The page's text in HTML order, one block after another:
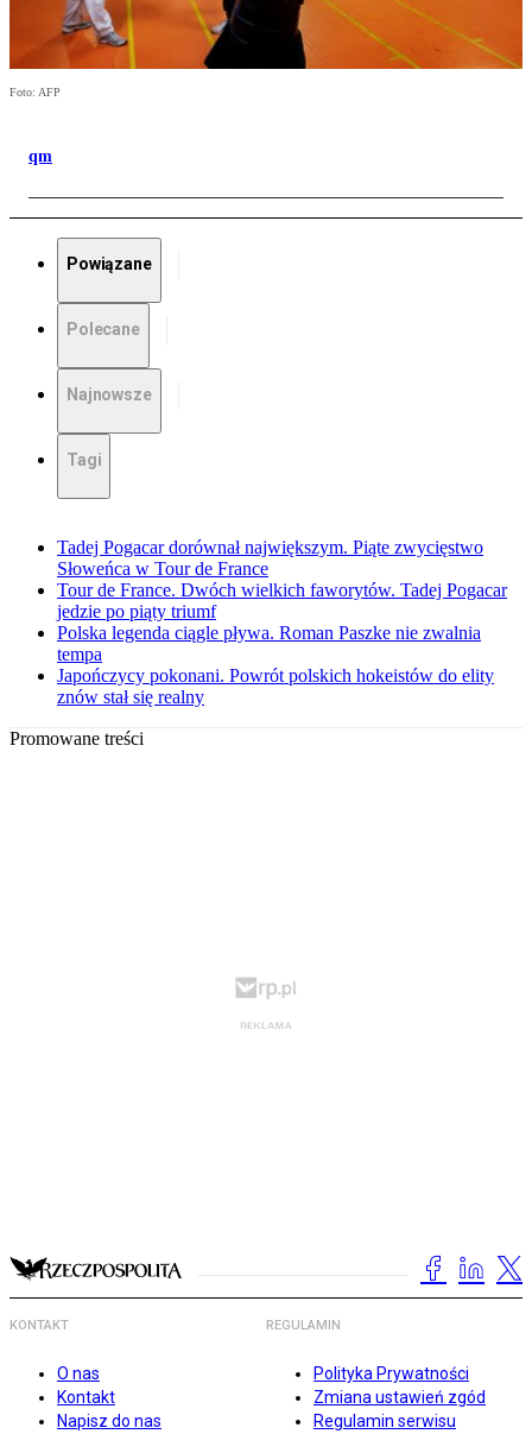
Foto: AFP
qm
Powiązane
Polecane
Najnowsze
Tagi
Tadej Pogacar dorównał największym. Piąte zwycięstwo
Słoweńca w Tour de France
Tour de France. Dwóch wielkich faworytów. Tadej Pogacar
jedzie po piąty triumf
Polska legenda ciągle pływa. Roman Paszke nie zwalnia
tempa
Japończycy pokonani. Powrót polskich hokeistów do elity
znów stał się realny
Promowane treści
KONTAKT
O nas
Kontakt
Napisz do nas
REGULAMIN
Polityka Prywatności
Zmiana ustawień zgód
Regulamin serwisu